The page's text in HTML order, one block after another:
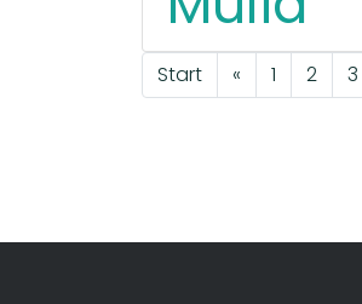
Start « 1 2 3